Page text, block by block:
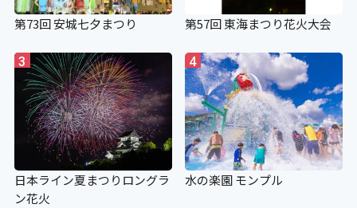
第73回 安城七夕まつり 第57回 東海まつり花火大会
3
日本ライン夏まつりロングラ
ン花火
4
水の楽園 モンプル